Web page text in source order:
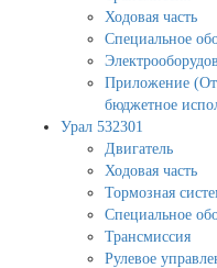
Ходовая часть
Специальное
Приложение
бюджетное
Урал 532301
Двигатель
Ходовая часть
Тормозная
Специальное
Трансмиссия
Рулевое